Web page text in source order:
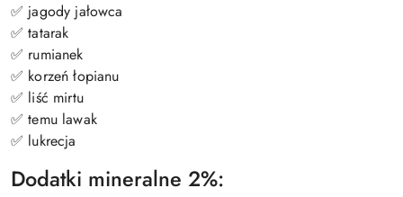
✅ jagody jałowca
✅ tatarak
✅ rumianek
✅ korzeń łopianu
✅ liść mirtu
✅ temu lawak
✅ lukrecja
Dodatki mineralne 2%: